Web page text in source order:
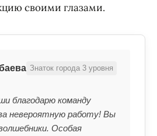
своими глазами.
Знаток города 3 уровня
благодарю команду
невероятную работу! Вы
Особая